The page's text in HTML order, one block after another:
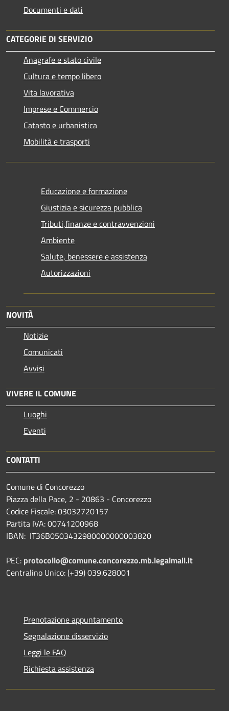
Documenti e dati
CATEGORIE DI SERVIZIO
Anagrafe e stato civile
Cultura e tempo libero
Vita lavorativa
Imprese e Commercio
Catasto e urbanistica
Mobilità e trasporti
Educazione e formazione
Giustizia e sicurezza pubblica
Tributi,finanze e contravvenzioni
Ambiente
Salute, benessere e assistenza
Autorizzazioni
NOVITÀ
Notizie
Comunicati
Avvisi
VIVERE IL COMUNE
Luoghi
Eventi
CONTATTI
Comune di Concorezzo
Piazza della Pace, 2 - 20863 - Concorezzo
Codice Fiscale: 03032720157
Partita IVA: 00741200968
IBAN: IT36B0503432980000000003820
PEC: protocollo@comune.concorezzo.mb.legalmail.it
Centralino Unico: (+39) 039.628001
Prenotazione appuntamento
Segnalazione disservizio
Leggi le FAQ
Richiesta assistenza